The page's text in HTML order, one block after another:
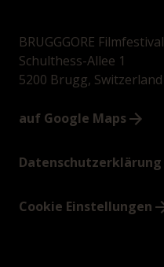
BRUGGGORE Filmfestival
Schulthess-Allee 1
5200 Brugg, Switzerland
auf Google Maps
Datenschutzerklärung
Cookie Einstellungen